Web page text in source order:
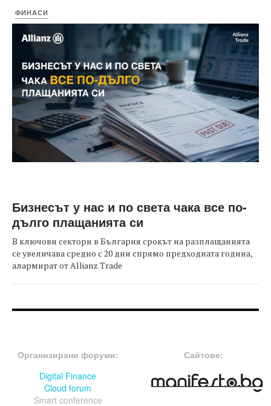
ФИНАСИ
Бизнесът у нас и по света чака все по-
дълго плащанията си
В ключови сектори в България срокът на разплащанията
се увеличава средно с 20 дни спрямо предходната година,
алармират от Allianz Trade
Организирани форуми:
Digital Finance
Cloud forum
Smart conference
Сайтове: